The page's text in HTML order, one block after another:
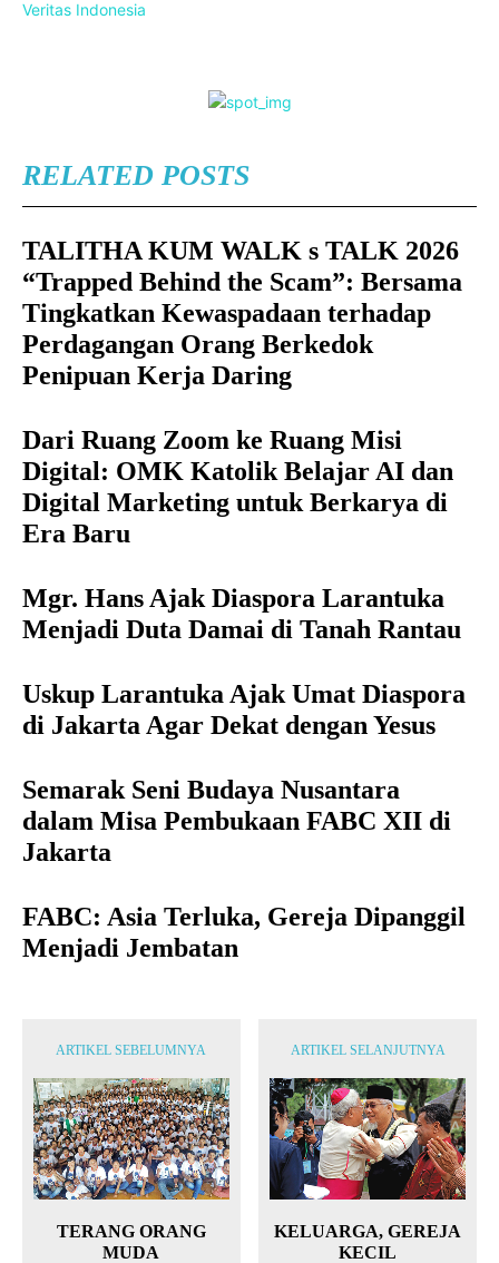
Veritas Indonesia
RELATED POSTS
TALITHA KUM WALK s TALK 2026
“Trapped Behind the Scam”: Bersama
Tingkatkan Kewaspadaan terhadap
Perdagangan Orang Berkedok
Penipuan Kerja Daring
Dari Ruang Zoom ke Ruang Misi
Digital: OMK Katolik Belajar AI dan
Digital Marketing untuk Berkarya di
Era Baru
Mgr. Hans Ajak Diaspora Larantuka
Menjadi Duta Damai di Tanah Rantau
Uskup Larantuka Ajak Umat Diaspora
di Jakarta Agar Dekat dengan Yesus
Semarak Seni Budaya Nusantara
dalam Misa Pembukaan FABC XII di
Jakarta
FABC: Asia Terluka, Gereja Dipanggil
Menjadi Jembatan
ARTIKEL SEBELUMNYA
TERANG ORANG
MUDA
ARTIKEL SELANJUTNYA
KELUARGA, GEREJA
KECIL